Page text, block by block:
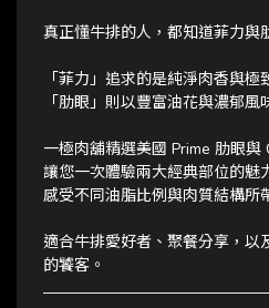
真正懂牛排的人，都知道菲力與
「菲力」追求的是純淨肉香與極
「肋眼」則以豐富油花與濃郁風
一極肉舖精選美國 Prime 肋眼與
讓您一次體驗兩大經典部位的魅
感受不同油脂比例與肉質結構所
適合牛排愛好者、聚餐分享，以
的饕客。